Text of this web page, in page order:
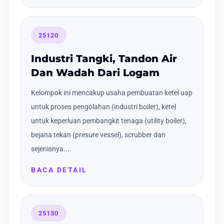
25120
Industri Tangki, Tandon Air
Dan Wadah Dari Logam
Kelompok ini mencakup usaha pembuatan ketel uap
untuk proses pengolahan (industri boiler), ketel
untuk keperluan pembangkit tenaga (utility boiler),
bejana tekan (presure vessel), scrubber dan
sejenisnya....
BACA DETAIL
25130